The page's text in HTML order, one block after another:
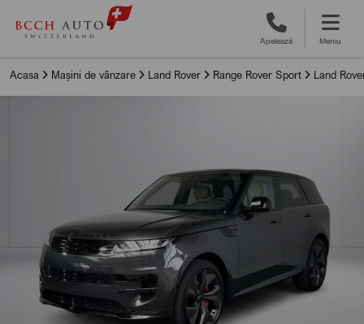
Apelează Meniu
Acasa Mașini de vânzare Land Rover Range Rover Sport Land